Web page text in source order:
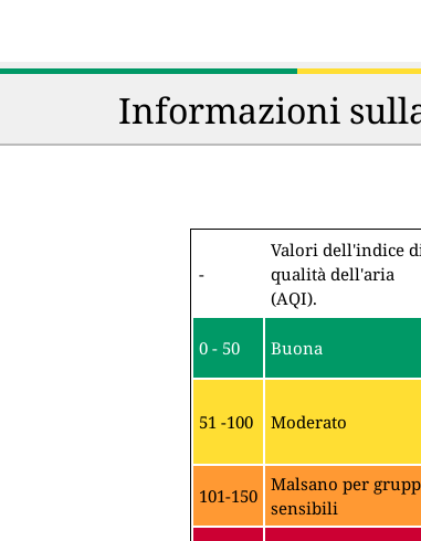
Informazioni
-
Valori dell'indice
qualità dell'aria
(AQI).
0 - 50 Buona
51 -100 Moderato
101-150
Malsano per
sensibili